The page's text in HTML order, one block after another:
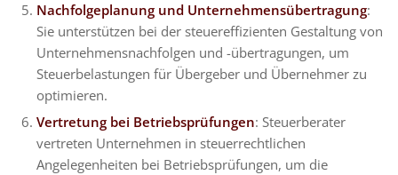
Nachfolgeplanung und Unternehmensübertragung:
Sie unterstützen bei der steuereffizienten Gestaltung von
Unternehmensnachfolgen und -übertragungen, um
Steuerbelastungen für Übergeber und Übernehmer zu
optimieren.
Vertretung bei Betriebsprüfungen: Steuerberater
vertreten Unternehmen in steuerrechtlichen
Angelegenheiten bei Betriebsprüfungen, um die